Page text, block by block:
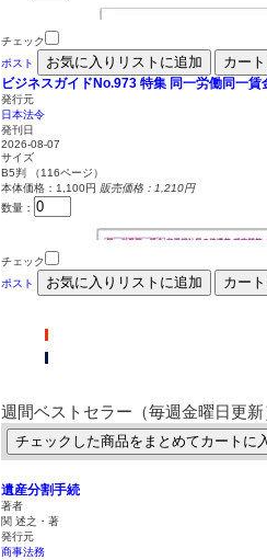
チェック
ポスト
お気に入りリストに追加 カー
ビジネスガイドNo.973 特集 同一労働同一賃
発行元
日本法令
発刊日
2026-08-07
サイズ
B5判 （116ページ）
本体価格：1,100円 販売価格：1,210円
数量：
チェック
ポスト
お気に入りリストに追加 カー
週間ベストセラー （毎週金曜日更新
チェックした商品をまとめてカートに
遺産分割手続
著者
関 述之・著
発行元
商事法務